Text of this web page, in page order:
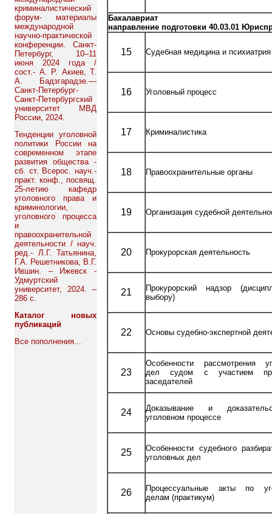
криминалистический
форум- материалы
международной
научно-практической
конференции. Санкт-
Петербург, 10–11
июня 2024 года /
сост.- А. Р. Акиев, Т.
А. Бадзгарадзе.—
Санкт-Петербург-
Санкт-Петербургский
университет МВД
России, 2024.
Тенденции уголовной
политики России на
современном этапе
развития общества -
сб. ст. Всерос. науч.-
практ. конф., посвящ.
25-летию кафедр
уголовного права и
криминологии,
уголовного процесса
и
правоохранительной
деятельности / науч.
ред.- Л.Г. Татьянина,
Г.А. Решетникова, В.Г.
Ившин. – Ижевск -
Удмуртский
университет, 2024. –
286 с.
Каталог новых
публикаций
Все пополнения...
Бакалавриат
направление подготовки 40.03.01
15 Судебная медицина и психиатрия
16 Уголовный процесс
17 Криминалистика
18 Правоохранительные органы
19 Организация судебной
20 Прокурорская деятельность
21
Прокурорский надзор
выбору)
22 Основы судебно-экспертной
23
Особенности рассмотрения
дел судом с участием
заседателей
24
Доказывание и
уголовном процессе
25
Особенности судебного
уголовных дел
26
Процессуальные акты по
делам (практикум)